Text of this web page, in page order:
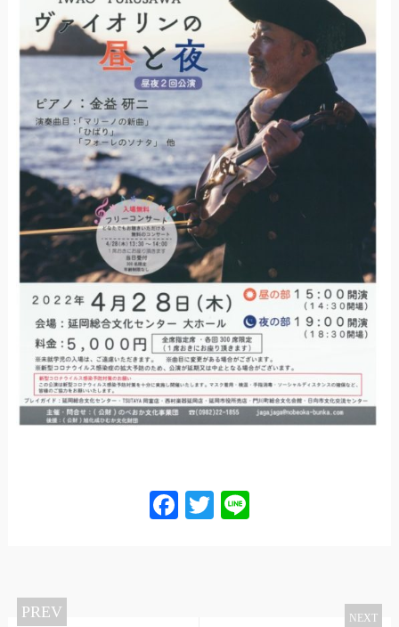
Facebook
Twitter
PREV NEXT